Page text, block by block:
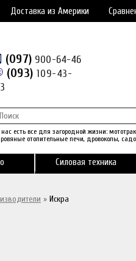
Доставка из Америки
(097) 900-64-46
(093) 109-43-
есть все для загородной жизни:
отопительные печи, дровоколы,
Силовая техника
»Искра